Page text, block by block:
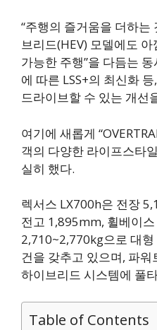
“주행의 즐거움을 더하는
브리드(HEV) 모델에도
가능한 주행”을 다듬는
에 따른 LSS+의 최신화
드라이브할 수 있는 개선
여기에 새롭게
객의 다양한 라이프스타
실히 했다.
렉서스 LX700h은 전장
전고 1,895mm, 휠베이
2,710~2,770kg으로 대형
건을 갖추고 있으며, 파
하이브리드 시스템에 풀
Table of Contents